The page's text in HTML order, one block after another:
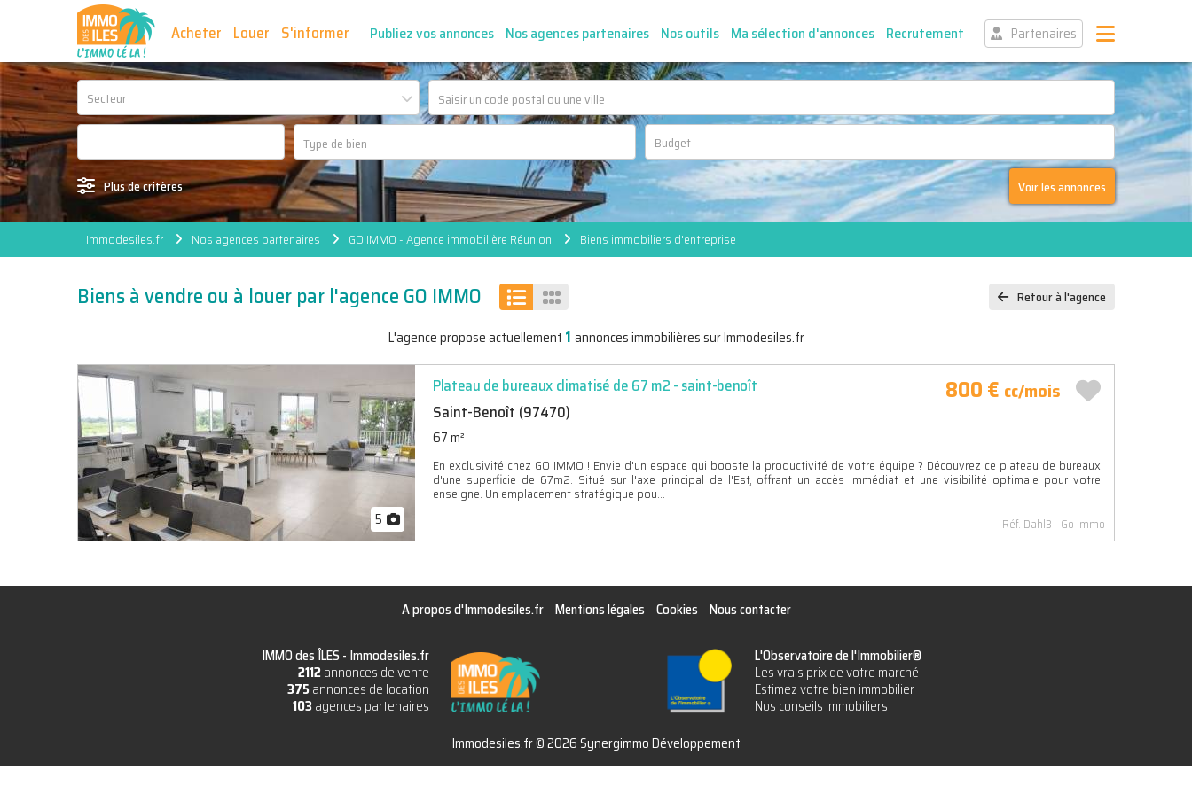
Acheter Louer S'informer Publiez vos annonces Nos agences partenaires Nos outils Ma sélection d'annonces Recrutement Partenaires
Secteur
Plus de critères Voir les annonces
Immodesiles.fr Nos agences partenaires GO IMMO - Agence immobilière Réunion Biens immobiliers d'entreprise
Biens à vendre ou à louer par l'agence GO IMMO Retour à l'agence
L'agence propose actuellement 1 annonces immobilières sur Immodesiles.fr
5
Plateau de bureaux climatisé de 67 m2 - saint-benoît
Saint-Benoît (97470)
67 m²
En exclusivité chez GO IMMO ! Envie d'un espace qui booste la productivité de votre équipe ? Découvrez ce plateau de bureaux
d'une superficie de 67m2. Situé sur l'axe principal de l'Est, offrant un accès immédiat et une visibilité optimale pour votre
enseigne. Un emplacement stratégique pou...
Réf. Dahl3 Go Immo
800 € cc/mois
A propos d'Immodesiles.fr Mentions légales Cookies Nous contacter
IMMO des ÎLES - Immodesiles.fr
2112annonces de vente
375annonces de location
103agences partenaires
L'Observatoire de l'Immobilier®
Les vrais prix de votre marché
Estimez votre bien immobilier
Nos conseils immobiliers
Immodesiles.fr © 2026 Synergimmo Développement